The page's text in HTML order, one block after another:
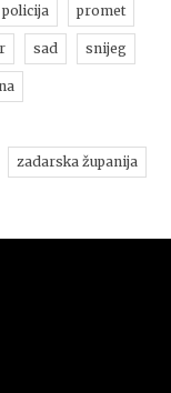
policija promet
sad snijeg
zadarska županija